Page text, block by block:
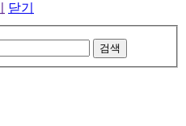
닫기
검색